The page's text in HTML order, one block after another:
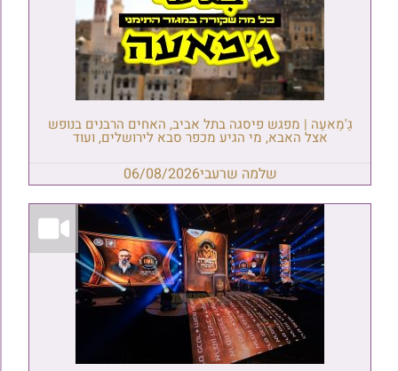
גַ'מַאעַה | מפגש פיסגה בתל אביב, האחים הרבנים בנופש
אצל האבא, מי הגיע מכפר סבא לירושלים, ועוד
שלמה שרעבי06/08/2026